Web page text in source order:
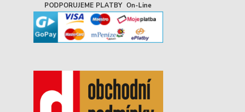
PODPORUJEME PLATBY On-Line